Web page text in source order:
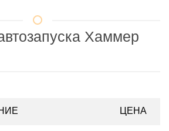
Хаммер
ЦЕНА